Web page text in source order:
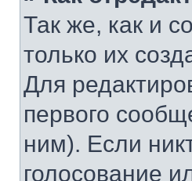
Так же, как и
только их
Для
первого
ним). Если
голосование